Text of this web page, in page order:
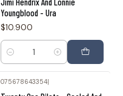
Youngblood - Ura
$10.900
Cantidad
075678643354